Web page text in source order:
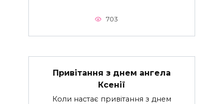
703
Привітання з днем ангела
Ксенії
Коли настає привітання з днем